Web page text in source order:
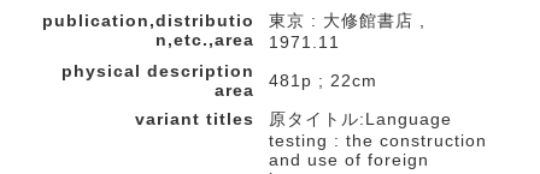
publication,distributio
n,etc.,area
東京 : 大修館書店 ,
1971.11
physical description
area
481p ; 22cm
variant titles
原タイトル:Language
testing : the construction
and use of foreign